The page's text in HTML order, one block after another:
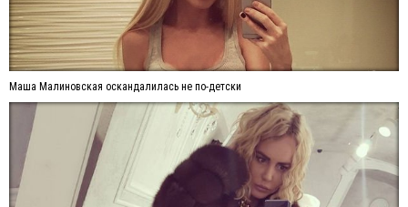
Маша Малиновская оскандалилась не по-детски